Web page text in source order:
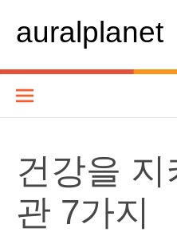
바
기
auralplanet
건강을 지
관 7가지